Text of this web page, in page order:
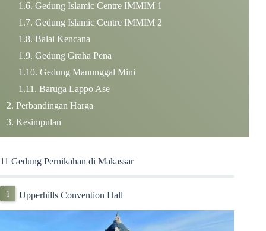
Gedung Islamic Centre IMMIM 1
Gedung Islamic Centre IMMIM 2
Balai Kencana
Gedung Graha Pena
Gedung Manunggal Mini
Baruga Lappo Ase
Perbandingan Harga
Kesimpulan
11 Gedung Pernikahan di Makassar
Upperhills Convention Hall